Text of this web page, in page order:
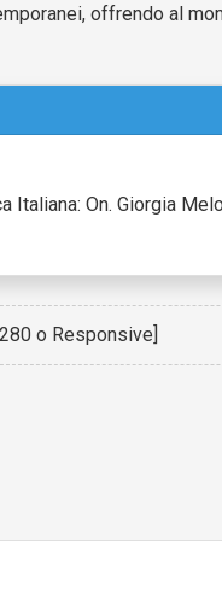
offrendo al
On. Giorgia
o Responsive]